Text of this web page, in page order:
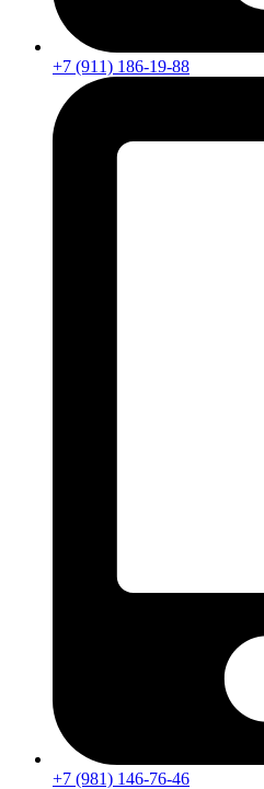
+7 (911) 186-19-88
+7 (981) 146-76-46